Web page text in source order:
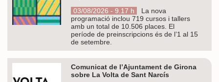
03/08/2026 - 9.17 h
La nova
programació inclou 719 cursos i tallers
amb un total de 10.506 places. El
període de preinscripcions és de l’1 al 15
de setembre.
Comunicat de l’Ajuntament de Girona
sobre La Volta de Sant Narcís